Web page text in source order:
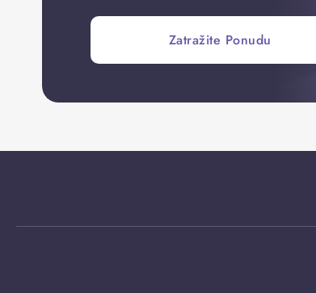
Zatražite Ponudu